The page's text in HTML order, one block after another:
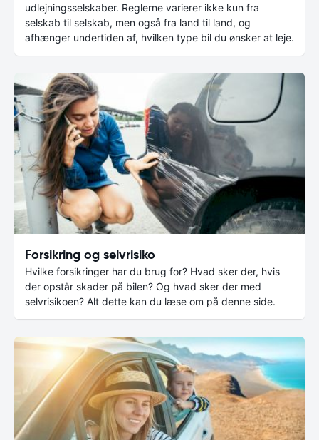
udlejningsselskaber. Reglerne varierer ikke kun fra
selskab til selskab, men også fra land til land, og
afhænger undertiden af, hvilken type bil du ønsker at leje.
Forsikring og selvrisiko
Hvilke forsikringer har du brug for? Hvad sker der, hvis
der opstår skader på bilen? Og hvad sker der med
selvrisikoen? Alt dette kan du læse om på denne side.